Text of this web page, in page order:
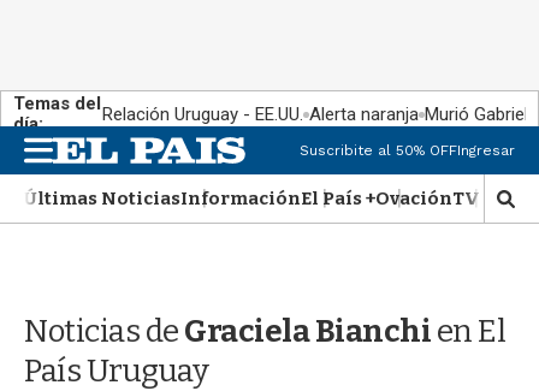
Temas del
día:
Relación Uruguay - EE.UU. Alerta naranja Murió Gabriel
M
e
n
u
Suscribite al 50% OFFIngresar
Últimas NoticiasInformaciónEl País +OvaciónTV Show
M
o
Noticias deGraciela Bianchien El
País Uruguay